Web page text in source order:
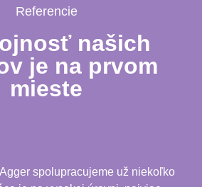
Referencie
našich
je na prvom
mieste
spolupracujeme už niekoľko